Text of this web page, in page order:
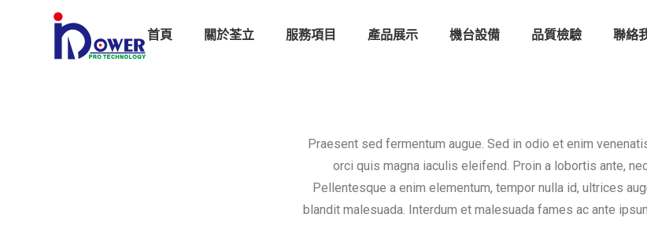
首頁 關於荃立 服務項目 產品展示 機台設備 品質檢驗 聯絡
Praesent sed fermentum augue. Sed in odio et enim
orci quis magna iaculis eleifend. Proin a lobortis ante,
Pellentesque a enim elementum, tempor nulla id, ultrices
blandit malesuada. Interdum et malesuada fames ac ante